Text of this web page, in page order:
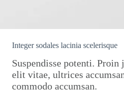
Integer sodales lacinia scelerisque
Suspendisse potenti. Proin
elit vitae, ultrices
commodo accumsan.